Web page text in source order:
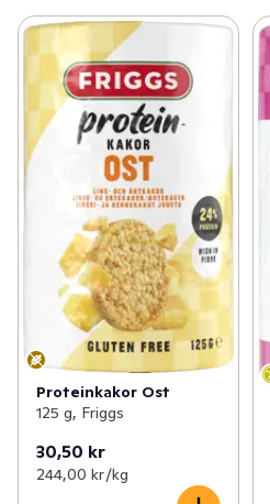
Proteinkakor Ost
125 g, Friggs
30,50 kr
244,00 kr /kg